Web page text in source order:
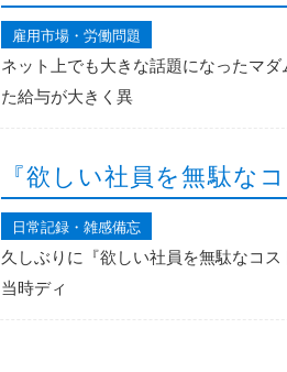
雇用市場・労働問題
ネット上でも大きな話題になったマ
た給与が大きく異
『欲しい社員を無駄な
日常記録・雑感備忘
久しぶりに『欲しい社員を無駄なコ
当時ディ